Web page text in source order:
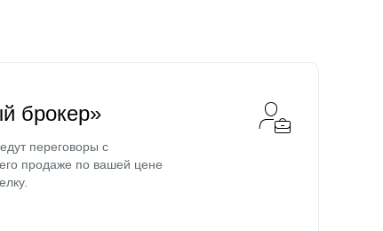
брокер»
переговоры с
продаже по вашей цене